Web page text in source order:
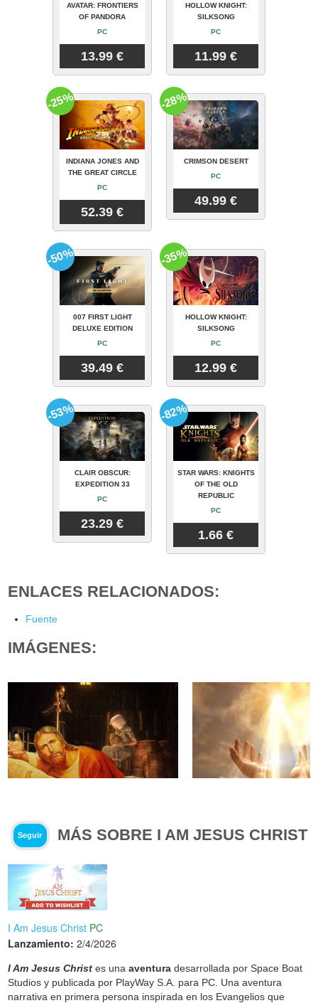
AVATAR: FRONTIERS
OF PANDORA
PC
13.99 €
HOLLOW KNIGHT:
SILKSONG
PC
11.99 €
INDIANA JONES AND
THE GREAT CIRCLE
PC
52.39 €
-25%
CRIMSON DESERT
PC
49.99 €
-28%
007 FIRST LIGHT
DELUXE EDITION
PC
39.49 €
-50%
HOLLOW KNIGHT:
SILKSONG
PC
12.99 €
-35%
CLAIR OBSCUR:
EXPEDITION 33
PC
23.29 €
-53%
STAR WARS: KNIGHTS
OF THE OLD
REPUBLIC
PC
1.66 €
-82%
ENLACES RELACIONADOS:
Fuente
IMÁGENES:
Seguir MÁS SOBRE I AM JESUS CHRIST
I Am Jesus Christ PC
Lanzamiento: 2/4/2026
I Am Jesus Christ es unaaventura desarrollada por Space Boat
Studios y publicada por PlayWay S.A. para PC. Una aventura
narrativa en primera persona inspirada en los Evangelios que